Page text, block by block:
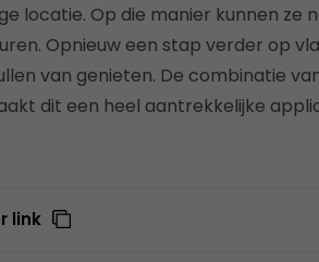
locatie. Op die manier kunnen ze
Opnieuw een stap verder op
van genieten. De combinatie
dit een heel aantrekkelijke
link